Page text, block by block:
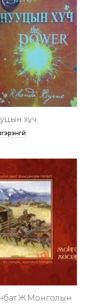
хүч
Ж.Монголын